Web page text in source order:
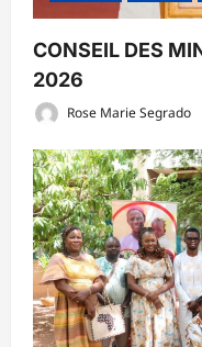
CONSEIL DES
2026
Rose Marie Segrado